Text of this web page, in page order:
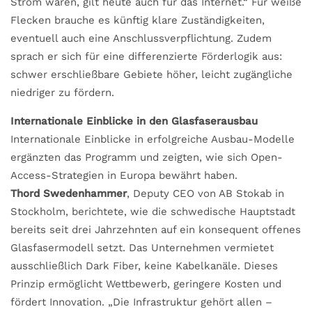
Flecken brauche es künftig klare Zuständigkeiten,
eventuell auch eine Anschlussverpflichtung. Zudem
sprach er sich für eine differenzierte Förderlogik aus:
schwer erschließbare Gebiete höher, leicht zugängliche
niedriger zu fördern.
Internationale Einblicke in den Glasfaserausbau
Internationale Einblicke in erfolgreiche Ausbau-Modelle
ergänzten das Programm und zeigten, wie sich Open-
Access-Strategien in Europa bewährt haben.
Thord Swedenhammer, Deputy CEO von AB Stokab in
Stockholm, berichtete, wie die schwedische Hauptstadt
bereits seit drei Jahrzehnten auf ein konsequent offenes
Glasfasermodell setzt. Das Unternehmen vermietet
ausschließlich Dark Fiber, keine Kabelkanäle. Dieses
Prinzip ermöglicht Wettbewerb, geringere Kosten und
fördert Innovation. „Die Infrastruktur gehört allen –